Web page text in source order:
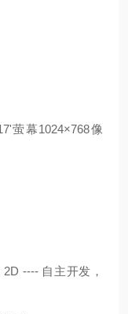
萤幕1024×768像
---- 自主开发，